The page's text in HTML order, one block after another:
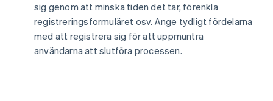
sig genom att minska tiden det tar, förenkla
registreringsformuläret osv. Ange tydligt fördelarna
med att registrera sig för att uppmuntra
användarna att slutföra processen.